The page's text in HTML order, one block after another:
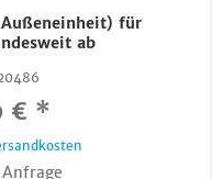
für
ab
€ *